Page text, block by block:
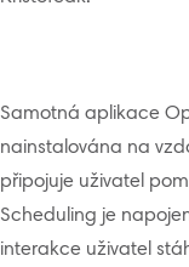
Samotná aplikace
nainstalována na
připojuje uživatel
Scheduling je
interakce uživatel